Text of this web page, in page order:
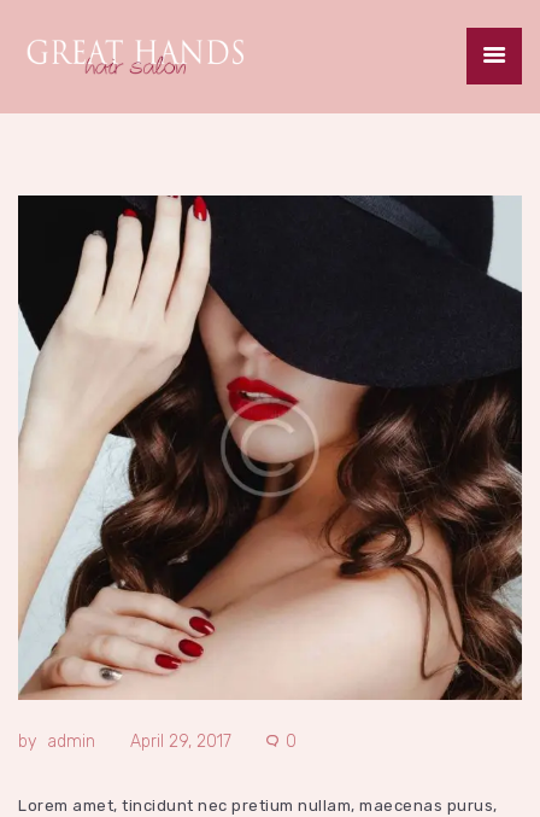
ABOUT
SERVICES
SPECIALS
GALLERY
CAREERS
CONTACT
admin April 29, 2017 0
Lorem amet, tincidunt nec pretium nullam, maecenas purus,